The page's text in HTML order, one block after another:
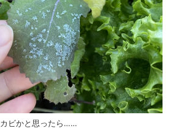
カビかと思ったら……